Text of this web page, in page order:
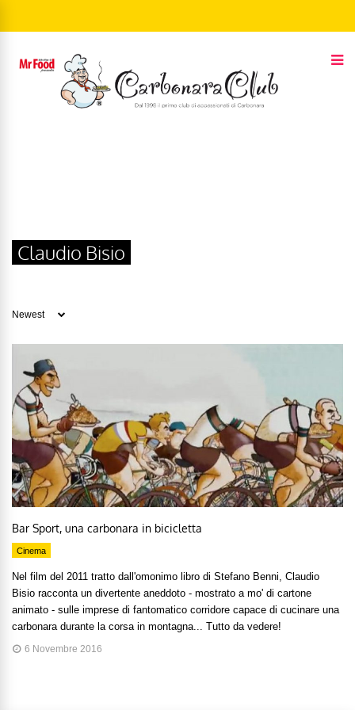
Claudio Bisio
Bar Sport, una carbonara in bicicletta
Cinema
Nel film del 2011 tratto dall'omonimo libro di Stefano Benni, Claudio
Bisio racconta un divertente aneddoto - mostrato a mo' di cartone
animato - sulle imprese di fantomatico corridore capace di cucinare una
carbonara durante la corsa in montagna... Tutto da vedere!
6 Novembre 2016